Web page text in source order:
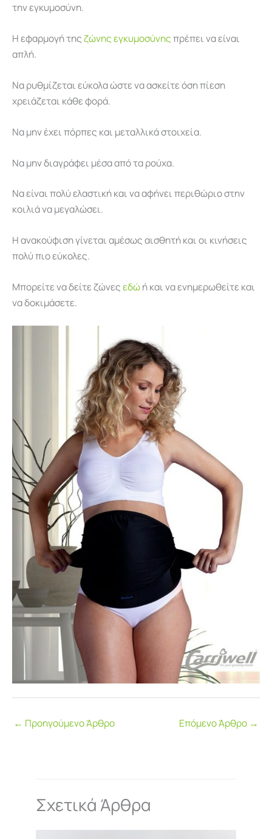
την εγκυμοσύνη.
Η εφαρμογή τηςζώνης εγκυμοσύνηςπρέπει να είναι
απλή.
Να ρυθμίζεται εύκολα ώστε να ασκείτε όση πίεση
χρειάζεται κάθε φορά.
Να μην έχει πόρπες και μεταλλικά στοιχεία.
Να μην διαγράφει μέσα από τα ρούχα.
Να είναι πολύ ελαστική και να αφήνει περιθώριο στην
κοιλιά να μεγαλώσει.
Η ανακούφιση γίνεται αμέσως αισθητή και οι κινήσεις
πολύ πιο εύκολες.
Μπορείτε να δείτε ζώνεςεδώή και να ενημερωθείτε και
να δοκιμάσετε.
← Προηγούμενο Άρθρο Επόμενο Άρθρο →
Σχετικά Άρθρα